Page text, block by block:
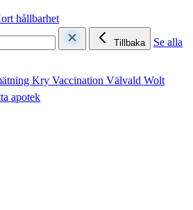
hållbarhet
Tillbaka
Se alla
Kry Vaccination Välvald Wolt
apotek